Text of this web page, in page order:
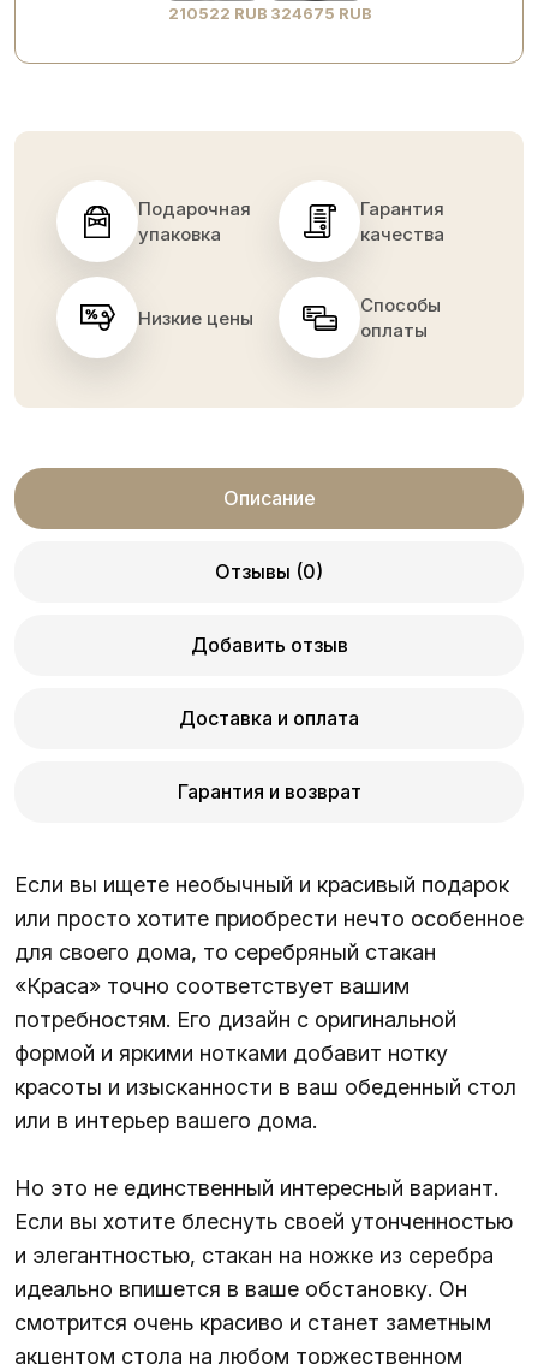
210522 RUB 324675 RUB
Подарочная
упаковка
Гарантия
качества
Низкие цены
Способы
оплаты
Описание
Отзывы (0)
Добавить отзыв
Доставка и оплата
Гарантия и возврат
Если вы ищете необычный и красивый подарок
или просто хотите приобрести нечто особенное
для своего дома, то серебряный стакан
«Краса» точно соответствует вашим
потребностям. Его дизайн с оригинальной
формой и яркими нотками добавит нотку
красоты и изысканности в ваш обеденный стол
или в интерьер вашего дома.
Но это не единственный интересный вариант.
Если вы хотите блеснуть своей утонченностью
и элегантностью, стакан на ножке из серебра
идеально впишется в ваше обстановку. Он
смотрится очень красиво и станет заметным
акцентом стола на любом торжественном